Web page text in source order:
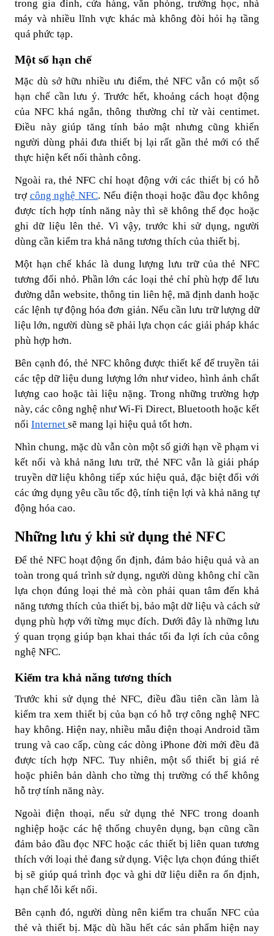
trong gia đình, cửa hàng, văn phòng, trường học, nhà
máy và nhiều lĩnh vực khác mà không đòi hỏi hạ tầng
quá phức tạp.
Một số hạn chế
Mặc dù sở hữu nhiều ưu điểm, thẻ NFC vẫn có một số
hạn chế cần lưu ý. Trước hết, khoảng cách hoạt động
của NFC khá ngắn, thông thường chỉ từ vài centimet.
Điều này giúp tăng tính bảo mật nhưng cũng khiến
người dùng phải đưa thiết bị lại rất gần thẻ mới có thể
thực hiện kết nối thành công.
Ngoài ra, thẻ NFC chỉ hoạt động với các thiết bị có hỗ
trợ công nghệ NFC. Nếu điện thoại hoặc đầu đọc không
được tích hợp tính năng này thì sẽ không thể đọc hoặc
ghi dữ liệu lên thẻ. Vì vậy, trước khi sử dụng, người
dùng cần kiểm tra khả năng tương thích của thiết bị.
Một hạn chế khác là dung lượng lưu trữ của thẻ NFC
tương đối nhỏ. Phần lớn các loại thẻ chỉ phù hợp để lưu
đường dẫn website, thông tin liên hệ, mã định danh hoặc
các lệnh tự động hóa đơn giản. Nếu cần lưu trữ lượng dữ
liệu lớn, người dùng sẽ phải lựa chọn các giải pháp khác
phù hợp hơn.
Bên cạnh đó, thẻ NFC không được thiết kế để truyền tải
các tệp dữ liệu dung lượng lớn như video, hình ảnh chất
lượng cao hoặc tài liệu nặng. Trong những trường hợp
này, các công nghệ như Wi-Fi Direct, Bluetooth hoặc kết
nối Internet sẽ mang lại hiệu quả tốt hơn.
Nhìn chung, mặc dù vẫn còn một số giới hạn về phạm vi
kết nối và khả năng lưu trữ, thẻ NFC vẫn là giải pháp
truyền dữ liệu không tiếp xúc hiệu quả, đặc biệt đối với
các ứng dụng yêu cầu tốc độ, tính tiện lợi và khả năng tự
động hóa cao.
Những lưu ý khi sử dụng thẻ NFC
Để thẻ NFC hoạt động ổn định, đảm bảo hiệu quả và an
toàn trong quá trình sử dụng, người dùng không chỉ cần
lựa chọn đúng loại thẻ mà còn phải quan tâm đến khả
năng tương thích của thiết bị, bảo mật dữ liệu và cách sử
dụng phù hợp với từng mục đích. Dưới đây là những lưu
ý quan trọng giúp bạn khai thác tối đa lợi ích của công
nghệ NFC.
Kiểm tra khả năng tương thích
Trước khi sử dụng thẻ NFC, điều đầu tiên cần làm là
kiểm tra xem thiết bị của bạn có hỗ trợ công nghệ NFC
hay không. Hiện nay, nhiều mẫu điện thoại Android tầm
trung và cao cấp, cùng các dòng iPhone đời mới đều đã
được tích hợp NFC. Tuy nhiên, một số thiết bị giá rẻ
hoặc phiên bản dành cho từng thị trường có thể không
hỗ trợ tính năng này.
Ngoài điện thoại, nếu sử dụng thẻ NFC trong doanh
nghiệp hoặc các hệ thống chuyên dụng, bạn cũng cần
đảm bảo đầu đọc NFC hoặc các thiết bị liên quan tương
thích với loại thẻ đang sử dụng. Việc lựa chọn đúng thiết
bị sẽ giúp quá trình đọc và ghi dữ liệu diễn ra ổn định,
hạn chế lỗi kết nối.
Bên cạnh đó, người dùng nên kiểm tra chuẩn NFC của
thẻ và thiết bị. Mặc dù hầu hết các sản phẩm hiện nay